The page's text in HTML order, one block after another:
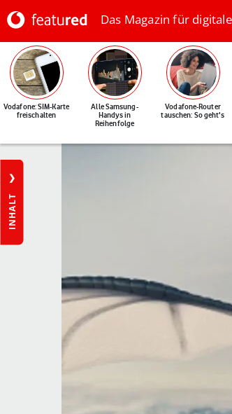
Das Magazin für
Vodafone: SIM-Karte
freischalten
Alle Samsung-
Handys in
Reihenfolge
Vodafone-Router
tauschen: So geht's
INHALT